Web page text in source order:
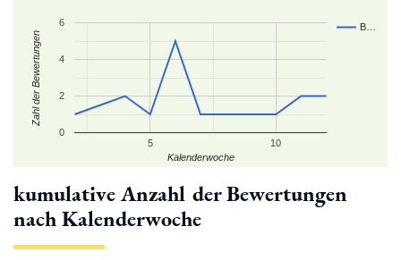
B…
5 10
0
2
4
6
Kalenderwoche
Zahl der Bewertungen
kumulative Anzahl der Bewertungen
nach Kalenderwoche